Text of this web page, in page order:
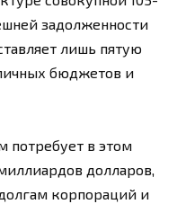
задолженности
лишь пятую
бюджетов и
потребует в этом
долларов,
корпораций и